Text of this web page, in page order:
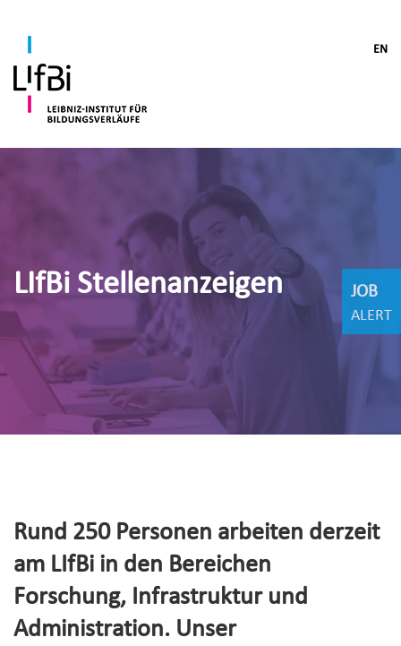
EN
LIfBi Stellenanzeigen
Rund 250 Personen arbeiten derzeit
am LIfBi in den Bereichen
Forschung, Infrastruktur und
Administration. Unser
JOB
ALERT